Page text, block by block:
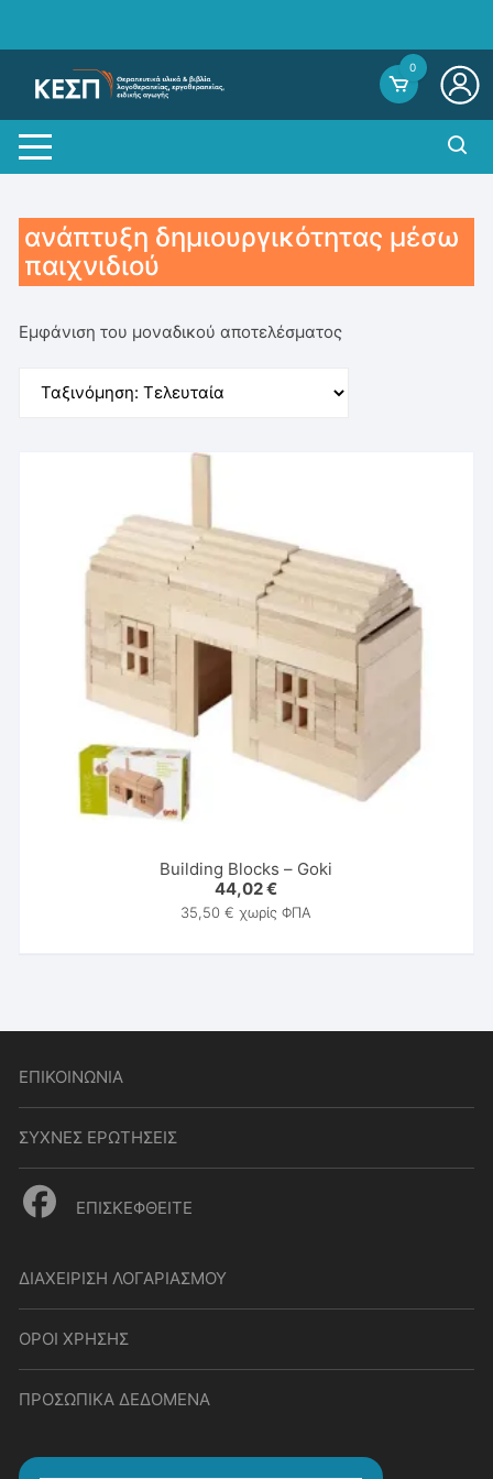
0
ανάπτυξη δημιουργικότητας μέσω
παιχνιδιού
Εμφάνιση του μοναδικού αποτελέσματος
Building Blocks – Goki
44,02€
35,50€ χωρίς ΦΠΑ
ΕΠΙΚΟΙΝΩΝΙΑ
ΣΥΧΝΕΣ ΕΡΩΤΗΣΕΙΣ
ΕΠΙΣΚΕΦΘΕΙΤΕ
ΔΙΑΧΕΙΡΙΣΗ ΛΟΓΑΡΙΑΣΜΟΥ
ΟΡΟΙ ΧΡΗΣΗΣ
ΠΡΟΣΩΠΙΚΑ ΔΕΔΟΜΕΝΑ